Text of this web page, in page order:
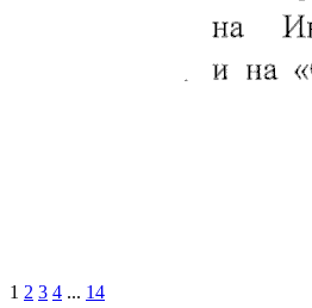
1 2 3 4 ... 14